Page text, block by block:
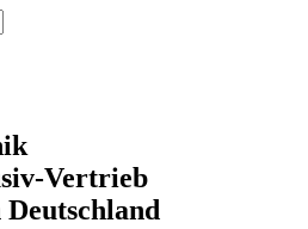
Vertrieb